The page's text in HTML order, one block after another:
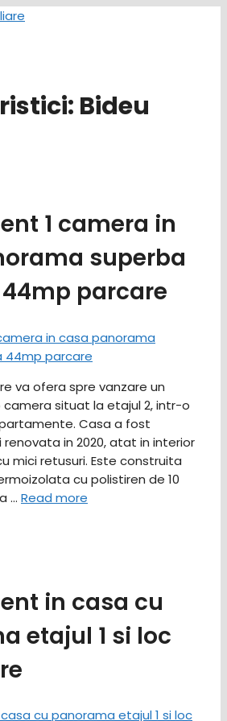
Bideu
1 camera in
superba
parcare
va ofera spre vanzare un
situat la etajul 2, intr-o
Casa a fost
renovata in 2020, atat in interior
mici retusuri. Este construita
cu polistiren de 10
… Read more
in casa cu
etajul 1 si loc